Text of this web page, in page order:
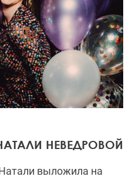
НЕВЕДРОВОЙ
выложила на